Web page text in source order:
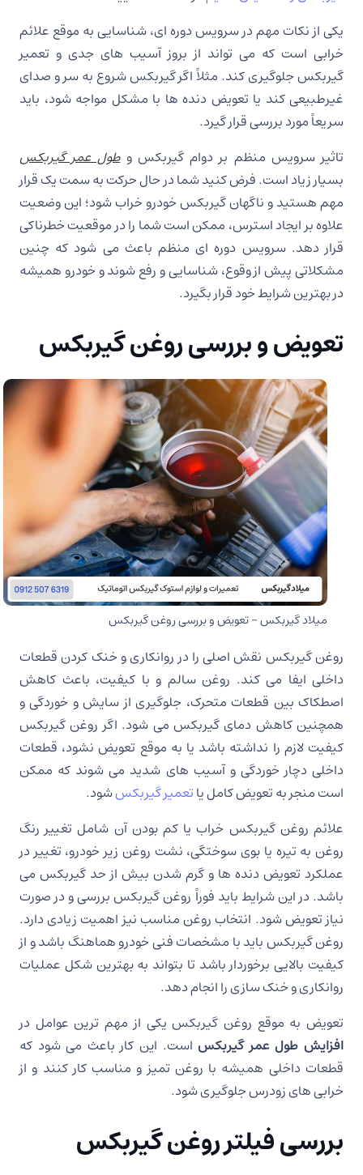
یکی از نکات مهم در سرویس دوره ای، شناسایی به موقع علائم
خرابی است که می تواند از بروز آسیب های جدی و تعمیر
گیربکس جلوگیری کند. مثلاً اگر گیربکس شروع به سر و صدای
غیرطبیعی کند یا تعویض دنده ها با مشکل مواجه شود، باید
سریعاً مورد بررسی قرار گیرد.
تاثیر سرویس منظم بر دوام گیربکس وطول عمر گیربکس
بسیار زیاد است. فرض کنید شما در حال حرکت به سمت یک قرار
مهم هستید و ناگهان گیربکس خودرو خراب شود؛ این وضعیت
علاوه بر ایجاد استرس، ممکن است شما را در موقعیت خطرناکی
قرار دهد. سرویس دوره ای منظم باعث می شود که چنین
مشکلاتی پیش از وقوع، شناسایی و رفع شوند و خودرو همیشه
در بهترین شرایط خود قرار بگیرد.
تعویض و بررسی روغن گیربکس
میلاد گیربکس – تعویض و بررسی روغن گیربکس
روغن گیربکس نقش اصلی را در روانکاری و خنک کردن قطعات
داخلی ایفا می کند. روغن سالم و با کیفیت، باعث کاهش
اصطکاک بین قطعات متحرک، جلوگیری از سایش و خوردگی و
همچنین کاهش دمای گیربکس می شود. اگر روغن گیربکس
کیفیت لازم را نداشته باشد یا به موقع تعویض نشود، قطعات
داخلی دچار خوردگی و آسیب های شدید می شوند که ممکن
است منجر به تعویض کامل یاتعمیر گیربکسشود.
علائم روغن گیربکس خراب یا کم بودن آن شامل تغییر رنگ
روغن به تیره یا بوی سوختگی، نشت روغن زیر خودرو، تغییر در
عملکرد تعویض دنده ها و گرم شدن بیش از حد گیربکس می
باشد. در این شرایط باید فوراً روغن گیربکس بررسی و در صورت
نیاز تعویض شود. انتخاب روغن مناسب نیز اهمیت زیادی دارد.
روغن گیربکس باید با مشخصات فنی خودرو هماهنگ باشد و از
کیفیت بالایی برخوردار باشد تا بتواند به بهترین شکل عملیات
روانکاری و خنک سازی را انجام دهد.
تعویض به موقع روغن گیربکس یکی از مهم ترین عوامل در
افزایش طول عمر گیربکس است. این کار باعث می شود که
قطعات داخلی همیشه با روغن تمیز و مناسب کار کنند و از
خرابی های زودرس جلوگیری شود.
بررسی فیلتر روغن گیربکس